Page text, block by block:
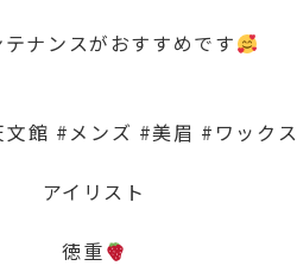
ナンスがおすすめです
館 #メンズ #美眉 #ワックス
アイリスト
徳重